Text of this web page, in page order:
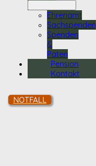
Ehrenamt
Sachspenden
Spenden
&
Paten
Pension
Kontakt
NOTFALL